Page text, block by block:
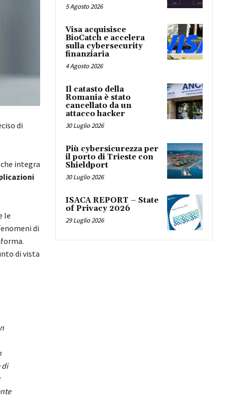
di
integra
le
di
di vista
di
5 Agosto 2026
Visa acquisisce
BioCatch e accelera
sulla cybersecurity
finanziaria
4 Agosto 2026
Il catasto della
Romania è stato
cancellato da un
attacco hacker
30 Luglio 2026
Più cybersicurezza per
il porto di Trieste con
Shieldport
30 Luglio 2026
ISACA REPORT – State
of Privacy 2026
29 Luglio 2026